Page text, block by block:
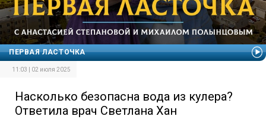
ПЕРВАЯ ЛАСТОЧКА
11:03 | 02 июля 2025
Насколько безопасна вода из кулера?
Ответила врач Светлана Хан